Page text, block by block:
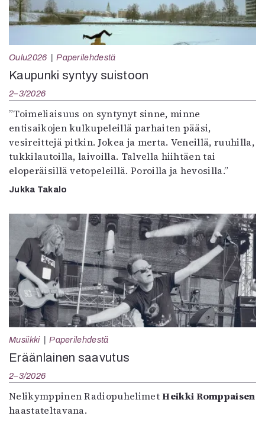
Oulu2026 Paperilehdestä
Kaupunki syntyy suistoon
2–3/2026
”Toimeliaisuus on syntynyt sinne, minne
entisaikojen kulkupeleillä parhaiten pääsi,
vesireittejä pitkin. Jokea ja merta. Veneillä, ruuhilla,
tukkilautoilla, laivoilla. Talvella hiihtäen tai
eloperäisillä vetopeleillä. Poroilla ja hevosilla.”
Jukka Takalo
Musiikki Paperilehdestä
Eräänlainen saavutus
2–3/2026
Nelikymppinen RadiopuhelimetHeikki Romppaisen
haastateltavana.